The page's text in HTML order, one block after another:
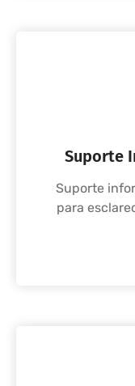
Suporte
Suporte
para